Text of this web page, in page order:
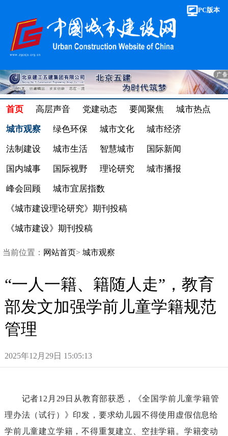
PC版本
首页 高层声音 党建动态 要闻聚焦 城市热点
城市观察 绿色环保 城市文化 城市经济
法制建设 城市生活 智慧城市 国际新闻
国内城事 国际视野 理论研究 城市播报
峰会回顾 城市宜居指数
《城市建设理论研究》期刊投稿
《城市建设》期刊投稿
当前位置： 网站首页> 城市观察
“一人一籍、籍随人走”，教育
部发文加强学前儿童学籍规范
管理
2025年12月29日15:05:13
记者12月29日从教育部获悉，《全国学前儿童学籍管
理办法（试行）》印发，要求幼儿园不得使用虚假信息给
学前儿童建立学籍，不得重复建立、空挂学籍。学籍变动